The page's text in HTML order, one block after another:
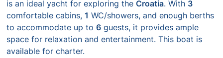
is an ideal yacht for exploring theCroatia. With 3
comfortable cabins,1 WC/showers, and enough berths
to accommodate up to6 guests, it provides ample
space for relaxation and entertainment. This boat is
available for charter.